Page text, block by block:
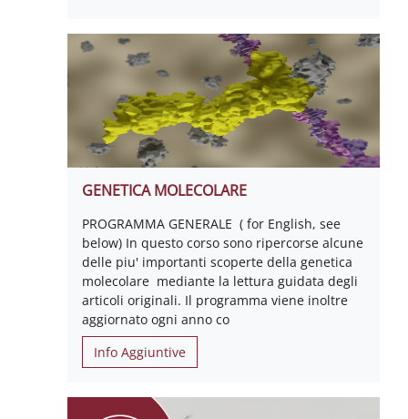
GENETICA MOLECOLARE
PROGRAMMA GENERALE ( for English, see
below) In questo corso sono ripercorse alcune
delle piu' importanti scoperte della genetica
molecolare mediante la lettura guidata degli
articoli originali. Il programma viene inoltre
aggiornato ogni anno co
Info Aggiuntive